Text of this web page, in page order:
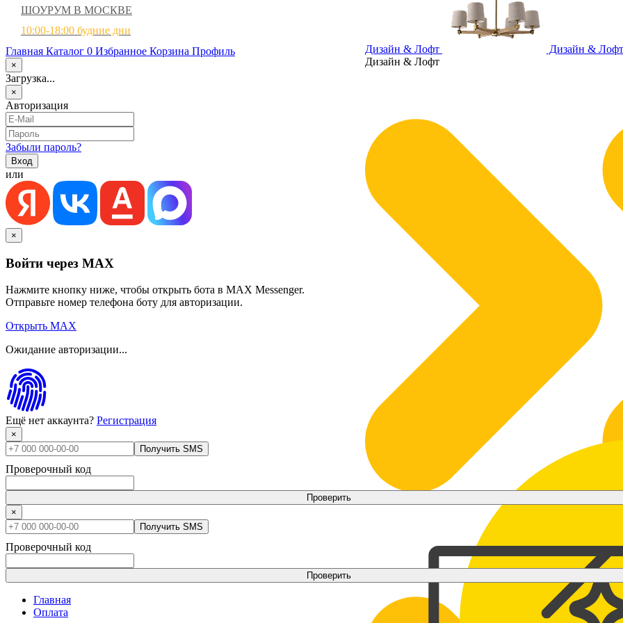
Дизайн & Лофт
Дизайн & Лофт
Дизайн & Лофт
ШОУРУМ В МОСКВЕ
10:00-18:00 будние дни
Главная Каталог 0 Избранное Корзина Профиль
×
Загрузка...
×
Авторизация
Забыли пароль?
или
×
Войти через MAX
Нажмите кнопку ниже, чтобы открыть бота в MAX Messenger.
Отправьте номер телефона боту для авторизации.
Открыть MAX
Ожидание авторизации...
Ещё нет аккаунта? Регистрация
×
Получить SMS
Проверочный код
Проверить
×
Получить SMS
Проверочный код
Проверить
Главная
Оплата